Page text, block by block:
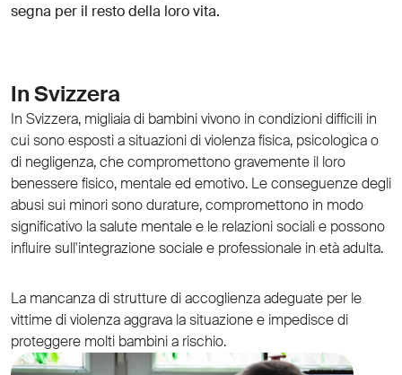
segna per il resto della loro vita.
In Svizzera
In Svizzera, migliaia di bambini vivono in condizioni difficili in
cui sono esposti a situazioni di violenza fisica, psicologica o
di negligenza, che compromettono gravemente il loro
benessere fisico, mentale ed emotivo. Le conseguenze degli
abusi sui minori sono durature, compromettono in modo
significativo la salute mentale e le relazioni sociali e possono
influire sull'integrazione sociale e professionale in età adulta.
La mancanza di strutture di accoglienza adeguate per le
vittime di violenza aggrava la situazione e impedisce di
proteggere molti bambini a rischio.